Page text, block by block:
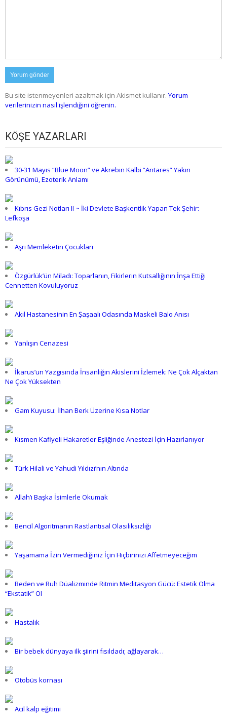
Bu site istenmeyenleri azaltmak için Akismet kullanır. Yorum
verilerinizin nasıl işlendiğini öğrenin.
KÖŞE YAZARLARI
30-31 Mayıs “Blue Moon” ve Akrebin Kalbi “Antares” Yakın
Görünümü, Ezoterik Anlamı
Kıbrıs Gezi Notları II ~ İki Devlete Başkentlik Yapan Tek Şehir:
Lefkoşa
Aşrı Memleketin Çocukları
Özgürlük’ün Miladı: Toparlanın, Fikirlerin Kutsallığının İnşa Ettiği
Cennetten Kovuluyoruz
Akıl Hastanesinin En Şaşaalı Odasında Maskeli Balo Anısı
Yanlışın Cenazesi
İkarus’un Yazgısında İnsanlığın Akislerini İzlemek: Ne Çok Alçaktan
Ne Çok Yüksekten
Gam Kuyusu: İlhan Berk Üzerine Kısa Notlar
Kısmen Kafiyeli Hakaretler Eşliğinde Anestezi İçin Hazırlanıyor
Türk Hilali ve Yahudi Yıldızı’nın Altında
Allah’ı Başka İsimlerle Okumak
Bencil Algoritmanın Rastlantısal Olasılıksızlığı
Yaşamama İzin Vermediğiniz İçin Hiçbirinizi Affetmeyeceğim
Beden ve Ruh Düalizminde Ritmin Meditasyon Gücü: Estetik Olma
“Ekstatik” Ol
Hastalık
Bir bebek dünyaya ilk şiirini fısıldadı; ağlayarak…
Otobüs kornası
Acil kalp eğitimi